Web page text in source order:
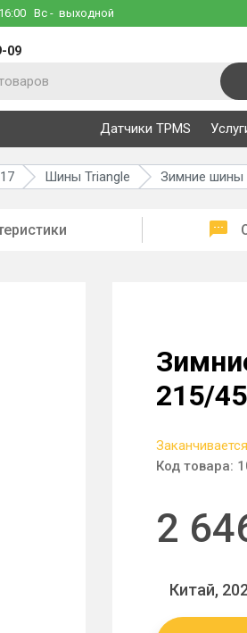
Вс - выходной
09
Датчики TPMS
Шины Triangle Зимние шины
215/
Заканчивается
Код товара:
2
Китай,